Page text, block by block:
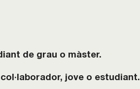
de grau o màster.
jove o estudiant.